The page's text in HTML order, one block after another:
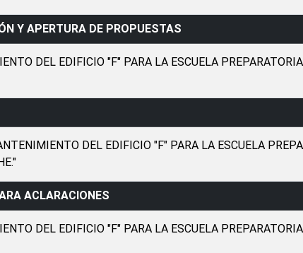
Y APERTURA DE PROPUESTAS
DEL EDIFICIO "F" PARA LA ESCUELA
DEL EDIFICIO "F" PARA LA ESCUELA
ACLARACIONES
DEL EDIFICIO "F" PARA LA ESCUELA